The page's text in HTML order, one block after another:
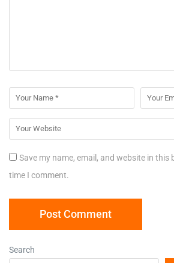
Save my name, email, and website in this
time I comment.
Search